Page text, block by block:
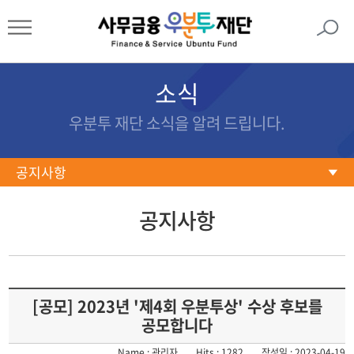
소식
우분투 재단 소식을 알려 드립니다.
공지사항
사업홍보
보도자료
언론보도
뉴스레터
공지사항
[공모] 2023년 '제4회 우분투상' 수상 후보를
공모합니다